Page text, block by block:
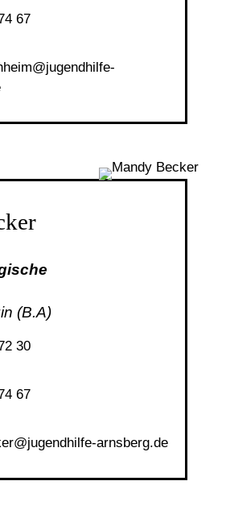
67
m j g ndh lf -
(B.A)
30
67
r j g ndh lf - rnsb rg d